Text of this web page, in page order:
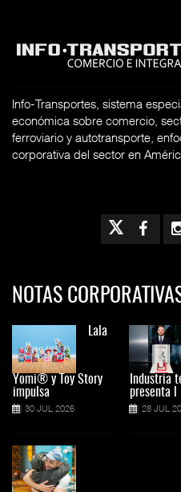
Info-Transportes, sistema
económica sobre comercio,
ferroviario y autotransporte,
corporativa del sector en
NOTAS
Lala
Yomi® y Toy Story
impulsa
30 JUL 2026
Industria
presenta l
28 JUL